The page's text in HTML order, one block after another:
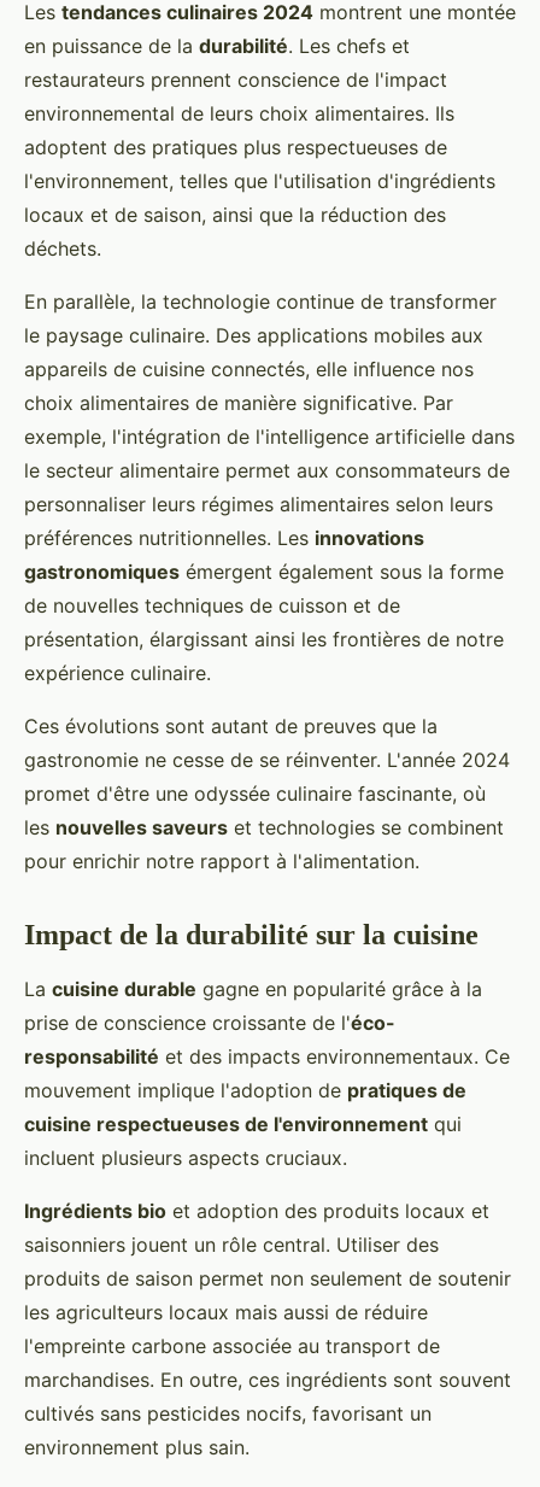
Les tendances culinaires 2024 montrent une montée
en puissance de la durabilité. Les chefs et
restaurateurs prennent conscience de l'impact
environnemental de leurs choix alimentaires. Ils
adoptent des pratiques plus respectueuses de
l'environnement, telles que l'utilisation d'ingrédients
locaux et de saison, ainsi que la réduction des
déchets.
En parallèle, la technologie continue de transformer
le paysage culinaire. Des applications mobiles aux
appareils de cuisine connectés, elle influence nos
choix alimentaires de manière significative. Par
exemple, l'intégration de l'intelligence artificielle dans
le secteur alimentaire permet aux consommateurs de
personnaliser leurs régimes alimentaires selon leurs
préférences nutritionnelles. Les innovations
gastronomiques émergent également sous la forme
de nouvelles techniques de cuisson et de
présentation, élargissant ainsi les frontières de notre
expérience culinaire.
Ces évolutions sont autant de preuves que la
gastronomie ne cesse de se réinventer. L'année 2024
promet d'être une odyssée culinaire fascinante, où
les nouvelles saveurs et technologies se combinent
pour enrichir notre rapport à l'alimentation.
Impact de la durabilité sur la cuisine
La cuisine durable gagne en popularité grâce à la
prise de conscience croissante de l'éco-
responsabilité et des impacts environnementaux. Ce
mouvement implique l'adoption de pratiques de
cuisine respectueuses de l'environnement qui
incluent plusieurs aspects cruciaux.
Ingrédients bio et adoption des produits locaux et
saisonniers jouent un rôle central. Utiliser des
produits de saison permet non seulement de soutenir
les agriculteurs locaux mais aussi de réduire
l'empreinte carbone associée au transport de
marchandises. En outre, ces ingrédients sont souvent
cultivés sans pesticides nocifs, favorisant un
environnement plus sain.